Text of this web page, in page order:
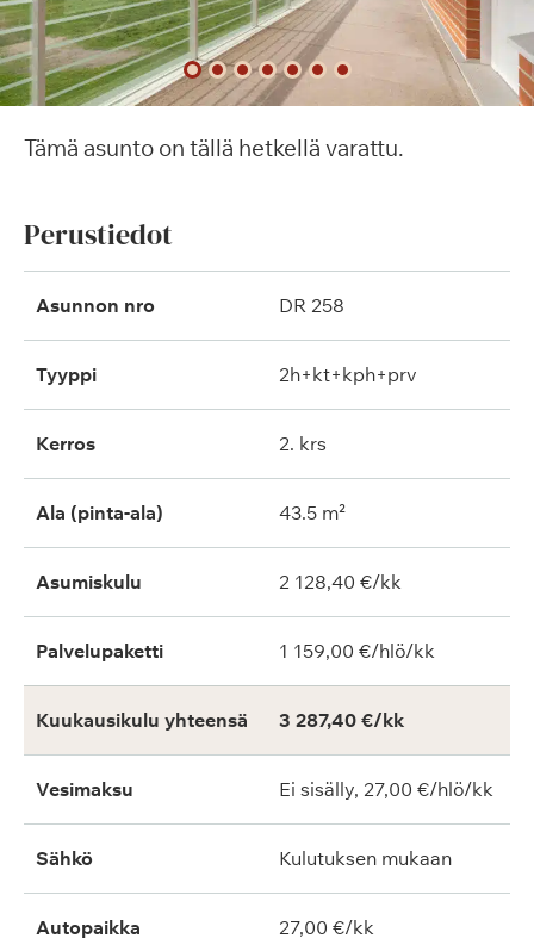
Tämä asunto on tällä hetkellä varattu.
Perustiedot
Asunnon nro DR 258
Tyyppi 2h+kt+kph+prv
Kerros 2. krs
Ala (pinta-ala) 43.5 m²
Asumiskulu 2 128,40 €/kk
Palvelupaketti 1 159,00 €/hlö/kk
Kuukausikulu yhteensä 3 287,40 €/kk
Vesimaksu Ei sisälly, 27,00 €/hlö/kk
Sähkö Kulutuksen mukaan
Autopaikka 27,00 €/kk